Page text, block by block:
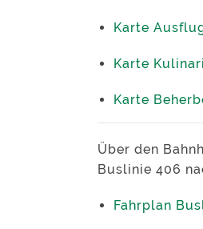
Karte
Karte
Karte
Über den
Buslinie 406
Fahrplan